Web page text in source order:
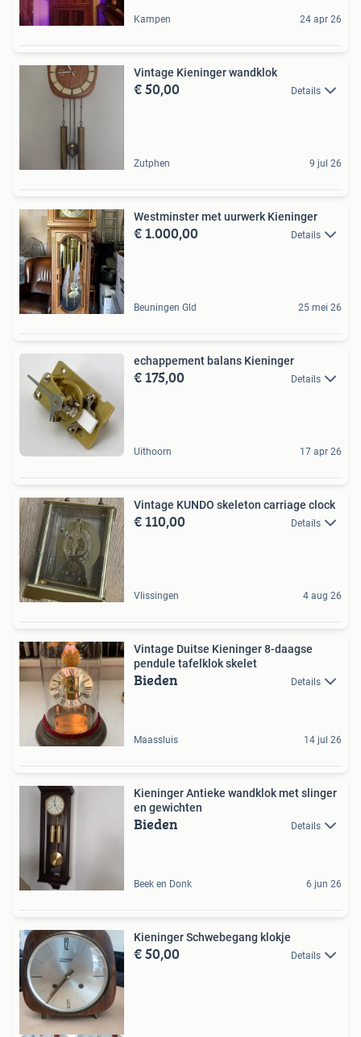
Kampen 24 apr 26
Vintage Kieninger wandklok
€ 50,00 Details
Zutphen 9 jul 26
Westminster met uurwerk Kieninger
€ 1.000,00 Details
Beuningen Gld 25 mei 26
echappement balans Kieninger
€ 175,00 Details
Uithoorn 17 apr 26
Vintage KUNDO skeleton carriage clock
€ 110,00 Details
Vlissingen 4 aug 26
Vintage Duitse Kieninger 8-daagse
pendule tafelklok skelet
Bieden Details
Maassluis 14 jul 26
Kieninger Antieke wandklok met slinger
en gewichten
Bieden Details
Beek en Donk 6 jun 26
Kieninger Schwebegang klokje
€ 50,00 Details